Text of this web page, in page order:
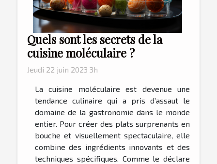
Quels sont les secrets de la
cuisine moléculaire ?
Jeudi 22 juin 2023 3h
La cuisine moléculaire est devenue une
tendance culinaire qui a pris d’assaut le
domaine de la gastronomie dans le monde
entier. Pour créer des plats surprenants en
bouche et visuellement spectaculaire, elle
combine des ingrédients innovants et des
techniques spécifiques. Comme le déclare